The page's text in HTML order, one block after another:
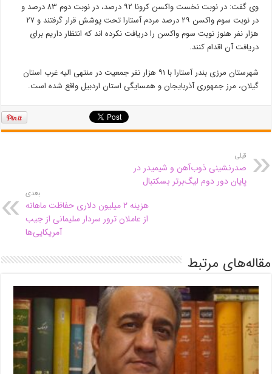
وی گفت: در نوبت نخست واکسن کرونا ۹۲ درصد، در نوبت دوم ۸۳ درصد و
در نوبت سوم واکسن ۲۹ درصد مردم آستارا تحت پوشش قرار گرفتند و ۲۷
هزار نفر هنوز نوبت سوم واکسن را دریافت نکرده اند که انتظار داریم برای
دریافت آن اقدام کنند.
شهرستان مرزی بندر آستارا با ۹۱ هزار نفر جمعیت در منتهی الیه غرب استان
گیلان، مرز جمهوری آذربایجان و همسایگی استان اردبیل واقع شده است.
قبلی
صدرنشینی ذوب‌آهن و شیمیدر در
پایان دور دوم لیگ‌برتر بسکتبال
بعدی
هزینه ۲ میلیون دلاری حفاظت ماهانه
از عاملان ترور سردار سلیمانی از جیب
آمریکایی‌ها
مقاله‌های مرتبط